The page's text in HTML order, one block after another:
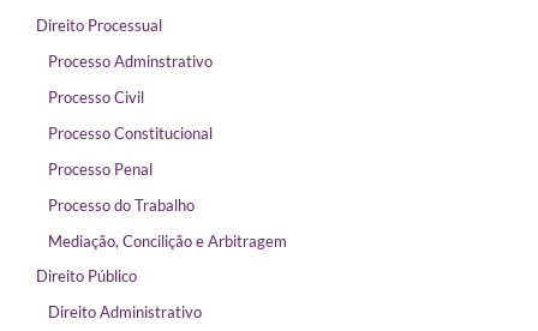
Direito Processual
Processo Adminstrativo
Processo Civil
Processo Constitucional
Processo Penal
Processo do Trabalho
Mediação, Concilição e Arbitragem
Direito Público
Direito Administrativo